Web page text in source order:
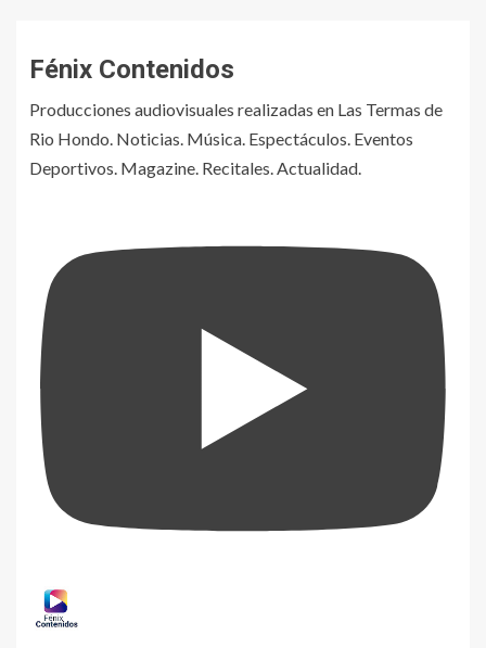
Fénix Contenidos
Producciones audiovisuales realizadas en Las Termas de
Rio Hondo. Noticias. Música. Espectáculos. Eventos
Deportivos. Magazine. Recitales. Actualidad.